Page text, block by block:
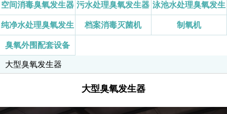
空间消毒臭氧发生器 污水处理臭氧发生器 泳池水处理臭氧发生
器
纯净水处理臭氧发生
器
档案消毒灭菌机 制氧机
臭氧外围配套设备
大型臭氧发生器
大型臭氧发生器